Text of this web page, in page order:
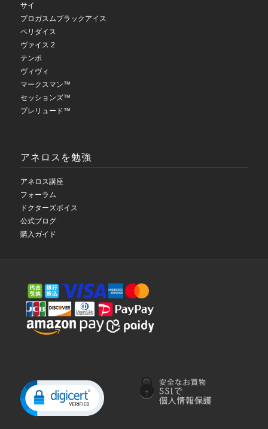
サイ
プロガスムブラックアイス
ペリダイス
ヴァイス 2
テンポ
ヴィヴィ
マークスマン™
セッションズ™
プレリュード™
アネロスを勉強
アネロス講座
フォーラム
ドクターズボイス
公式ブログ
購入ガイド